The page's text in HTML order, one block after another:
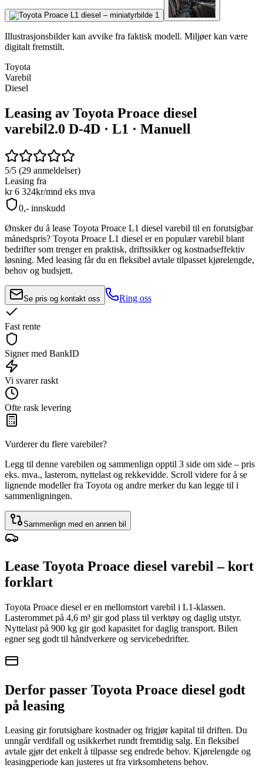
Illustrasjonsbilder kan avvike fra faktisk modell. Miljøer kan være
digitalt fremstilt.
Toyota
Varebil
Diesel
Leasing av Toyota Proace diesel
varebil2.0 D-4D · L1 · Manuell
5/5 (29 anmeldelser)
Leasing fra
kr 6 324kr/mnd eks mva
0,- innskudd
Ønsker du å lease Toyota Proace L1 diesel varebil til en forutsigbar
månedspris? Toyota Proace L1 diesel er en populær varebil blant
bedrifter som trenger en praktisk, driftssikker og kostnadseffektiv
løsning. Med leasing får du en fleksibel avtale tilpasset kjørelengde,
behov og budsjett.
Se pris og kontakt oss Ring oss
Fast rente
Signer med BankID
Vi svarer raskt
Ofte rask levering
Vurderer du flere varebiler?
Legg til denne varebilen og sammenlign opptil 3 side om side – pris
eks. mva., lasterom, nyttelast og rekkevidde. Scroll videre for å se
lignende modeller fra Toyota og andre merker du kan legge til i
sammenligningen.
Sammenlign med en annen bil
Lease Toyota Proace diesel varebil – kort
forklart
Toyota Proace diesel er en mellomstort varebil i L1-klassen.
Lasterommet på 4,6 m³ gir god plass til verktøy og daglig utstyr.
Nyttelast på 900 kg gir god kapasitet for daglig transport. Bilen
egner seg godt til håndverkere og servicebedrifter.
Derfor passer Toyota Proace diesel godt
på leasing
Leasing gir forutsigbare kostnader og frigjør kapital til driften. Du
unngår verdifall og usikkerhet rundt fremtidig salg. En fleksibel
avtale gjør det enkelt å tilpasse seg endrede behov. Kjørelengde og
leasingperiode kan justeres ut fra virksomhetens behov.